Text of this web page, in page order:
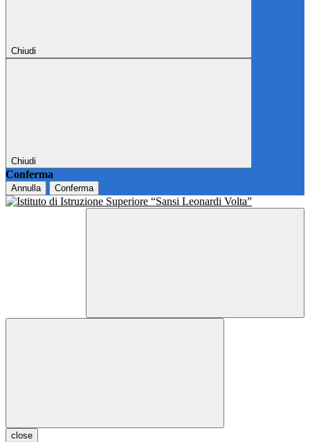
Chiudi
Chiudi
Conferma
Annulla Conferma
close